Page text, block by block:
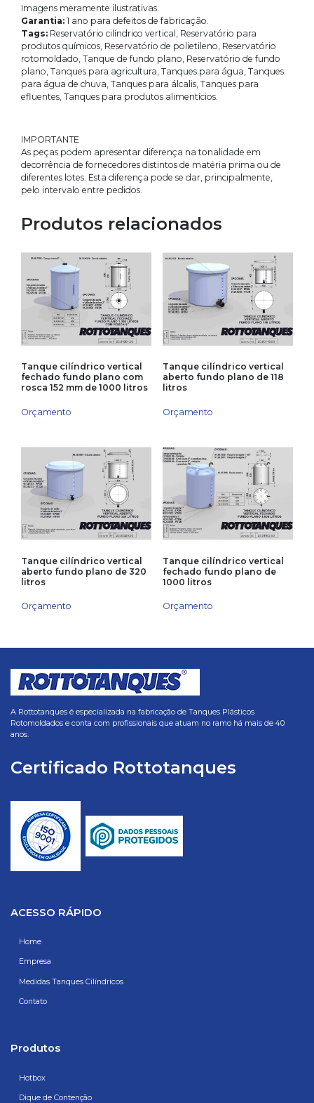
Imagens meramente ilustrativas.
Garantia: 1 ano para defeitos de fabricação.
Tags: Reservatório cilíndrico vertical, Reservatório para
produtos químicos, Reservatório de polietileno, Reservatório
rotomoldado, Tanque de fundo plano, Reservatório de fundo
plano, Tanques para agricultura, Tanques para água, Tanques
para água de chuva, Tanques para álcalis, Tanques para
efluentes, Tanques para produtos alimentícios.
IMPORTANTE
As peças podem apresentar diferença na tonalidade em
decorrência de fornecedores distintos de matéria prima ou de
diferentes lotes. Esta diferença pode se dar, principalmente,
pelo intervalo entre pedidos.
Produtos relacionados
Tanque cilíndrico vertical
fechado fundo plano com
rosca 152 mm de 1000 litros
Orçamento
Tanque cilíndrico vertical
aberto fundo plano de 118
litros
Orçamento
Tanque cilíndrico vertical
aberto fundo plano de 320
litros
Orçamento
Tanque cilíndrico vertical
fechado fundo plano de
1000 litros
Orçamento
A Rottotanques é especializada na fabricação de Tanques Plásticos
Rotomoldados e conta com profissionais que atuam no ramo há mais de 40
anos.
Certificado Rottotanques
ACESSO RÁPIDO
Home
Empresa
Medidas Tanques Cilíndricos
Contato
Produtos
Hotbox
Dique de Contenção